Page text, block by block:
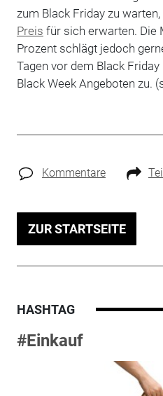
zum Black Friday zu
Preis für sich erwarten. Die
Prozent schlägt jedoch
Tagen vor dem Black
Black Week Angeboten zu.
Kommentare
ZUR STARTSEITE
HASHTAG
#Einkauf